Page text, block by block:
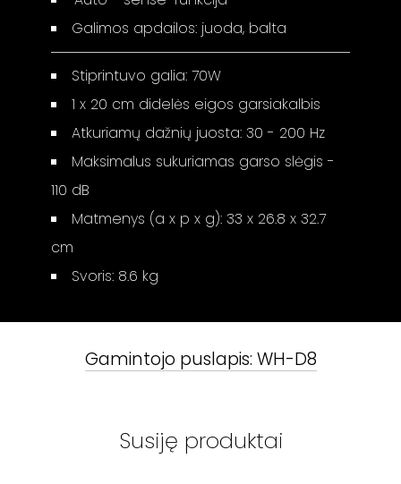
Galimos apdailos: juoda, balta
Stiprintuvo galia: 70W
1 x 20 cm didelės eigos garsiakalbis
Atkuriamų dažnių juosta: 30 - 200 Hz
Maksimalus sukuriamas garso slėgis -
110 dB
Matmenys (a x p x g): 33 x 26.8 x 32.7
cm
Svoris: 8.6 kg
Gamintojo puslapis: WH-D8
Susiję produktai